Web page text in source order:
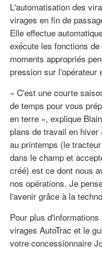
L'automatisation des
virages en fin de
Elle effectue
exécute les fonctions
moments appropriés
pression sur l'opérateur
« C'est une courte
de temps pour vous
en terre », explique
plans de travail en
au printemps (le
dans le champ et
créé) est ce dont nous
nos opérations. Je
l'avenir grâce à la
Pour plus
virages AutoTrac et le
votre concessionnaire